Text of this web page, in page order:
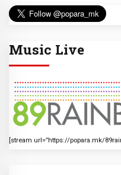
Music Live
[stream url=”https://popara.mk/